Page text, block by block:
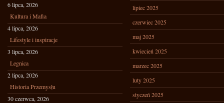
6 lipca, 2026
Kultura i Mafia
4 lipca, 2026
Lifestyle i inspiracje
3 lipca, 2026
Legnica
2 lipca, 2026
Historia Przemysłu
30 czerwca, 2026
lipiec 2025
czerwiec 2025
maj 2025
kwiecień 2025
marzec 2025
luty 2025
styczeń 2025